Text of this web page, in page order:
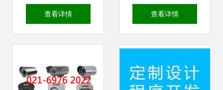
建设 从开发到维护
查看详情
业 学习内容与技能
查看详情